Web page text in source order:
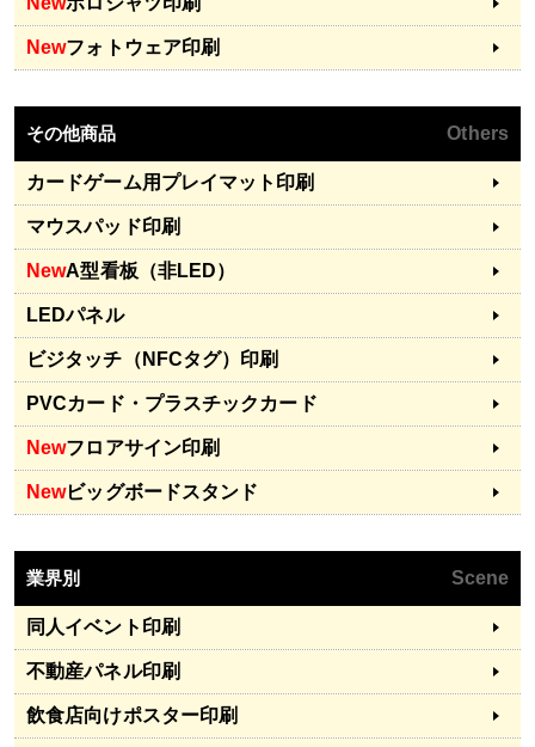
Newフォトウェア印刷
その他商品 Others
カードゲーム用プレイマット印刷
マウスパッド印刷
NewA型看板（非LED）
LEDパネル
ビジタッチ（NFCタグ）印刷
PVCカード・プラスチックカード
Newフロアサイン印刷
Newビッグボードスタンド
業界別 Scene
同人イベント印刷
不動産パネル印刷
飲食店向けポスター印刷